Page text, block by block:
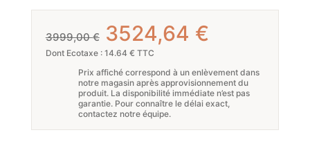
3999,00€ Le
prix
initial
était :
3999,00 €.
3524,64 €Le
actuel
est :
3524,64
Dont Ecotaxe : 14.64 € TTC
Prix affiché correspond à un enlèvement dans
notre magasin après approvisionnement du
produit. La disponibilité immédiate n’est pas
garantie. Pour connaître le délai exact,
contactez notre équipe.